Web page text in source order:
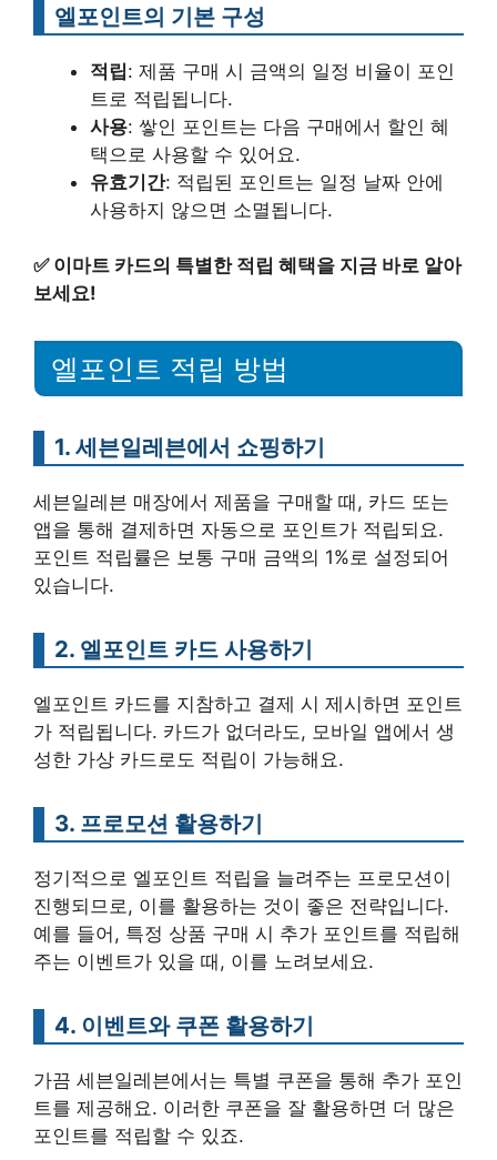
엘포인트의 기본 구성
적립: 제품 구매 시 금액의 일정 비율이 포인
트로 적립됩니다.
사용: 쌓인 포인트는 다음 구매에서 할인 혜
택으로 사용할 수 있어요.
유효기간: 적립된 포인트는 일정 날짜 안에
사용하지 않으면 소멸됩니다.
✅ 이마트 카드의 특별한 적립 혜택을 지금 바로 알아
보세요!
엘포인트 적립 방법
1. 세븐일레븐에서 쇼핑하기
세븐일레븐 매장에서 제품을 구매할 때, 카드 또는
앱을 통해 결제하면 자동으로 포인트가 적립되요.
포인트 적립률은 보통 구매 금액의 1%로 설정되어
있습니다.
2. 엘포인트 카드 사용하기
엘포인트 카드를 지참하고 결제 시 제시하면 포인트
가 적립됩니다. 카드가 없더라도, 모바일 앱에서 생
성한 가상 카드로도 적립이 가능해요.
3. 프로모션 활용하기
정기적으로 엘포인트 적립을 늘려주는 프로모션이
진행되므로, 이를 활용하는 것이 좋은 전략입니다.
예를 들어, 특정 상품 구매 시 추가 포인트를 적립해
주는 이벤트가 있을 때, 이를 노려보세요.
4. 이벤트와 쿠폰 활용하기
가끔 세븐일레븐에서는 특별 쿠폰을 통해 추가 포인
트를 제공해요. 이러한 쿠폰을 잘 활용하면 더 많은
포인트를 적립할 수 있죠.